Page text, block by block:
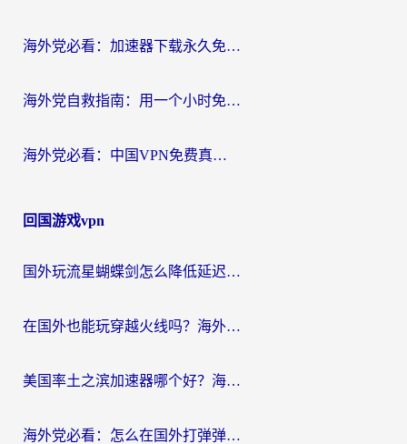
海外党必看：加速器下载永久免费版真的存在吗？教你无缝访问国内资源的正确姿势
海外党自救指南：用一个小时免费加速器，轻松打破国内资源访问壁垒？
海外党必看：中国VPN免费真的靠谱吗？手把手教你选对回国加速器
回国游戏vpn
国外玩流星蝴蝶剑怎么降低延迟？海外党必看的加速秘籍（含欧洲鸣潮&彩虹岛优化攻略）
在国外也能玩穿越火线吗？海外玩家国服游戏畅玩终极指南
美国率土之滨加速器哪个好？海外党国服游戏畅玩终极指南（附多游戏解决方案）
海外党必看：怎么在国外打弹弹堂不卡？番茄加速器亲测指南